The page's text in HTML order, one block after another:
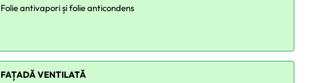
Folie antivapori și folie anticondens
FAȚADĂ VENTILATĂ